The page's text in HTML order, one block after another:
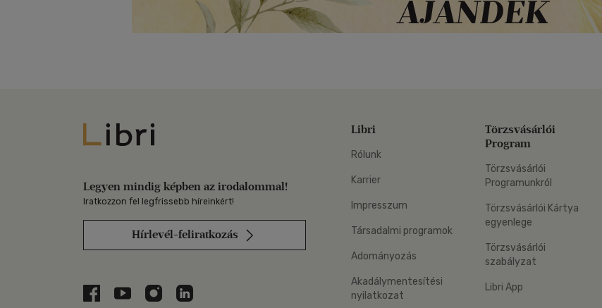
Libri
Legyen mindig képben az irodalommal!
Iratkozzon fel legfrissebb híreinkért!
Hírlevél-feliratkozás
Libri a Facebookon
Libri a Youtube-on
Libri az Instagramon
Libri a LinkedInen
Libri
Rólunk
Karrier
Impresszum
Társadalmi programok
Adományozás
Akadálymentesítési
nyilatkozat
Törzsvásárlói
Program
Törzsvásárlói
Programunkról
Törzsvásárlói Kártya
egyenlege
Törzsvásárlói
szabályzat
Libri App